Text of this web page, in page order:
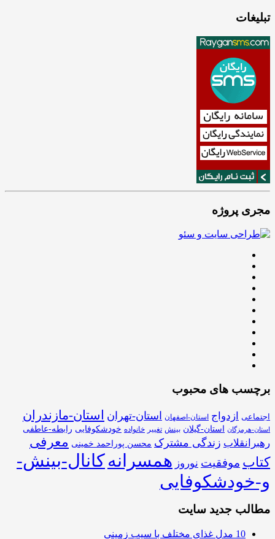
تبلیغات
مجری پروژه
برچسب های محبوب
اجتماعی ازدواج استان-اصفهان استان-تهران استان-مازندران
استان-هرمزگان استان-گیلان بینش تغییر خانواده خودشکوفایی رابطه-عاطفی
رهبرانقلاب زندگی مشترک محسن پوراحمد خمینی معرفی
کتاب موفقیت نوروز همسرانهکانال-بینش-
و-خودشکوفایی
مطالب جدید سایت
10 مدل غذای مختلف با سیب زمینی